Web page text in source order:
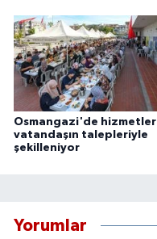
Osmangazi'de hizmetler
vatandaşın talepleriyle
şekilleniyor
Yorumlar